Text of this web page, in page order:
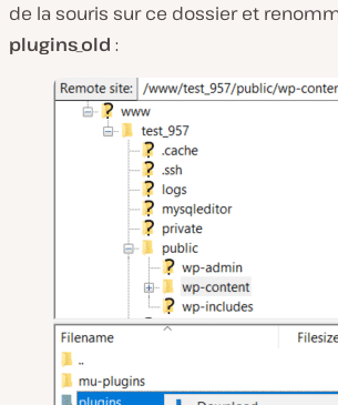
de la souris sur ce dossier et
plugins_old :